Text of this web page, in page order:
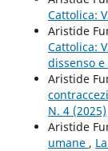
Cattolica:
Aristide
Cattolica:
dissenso
Aristide
N. 4 (2025)
Aristide
umane ,